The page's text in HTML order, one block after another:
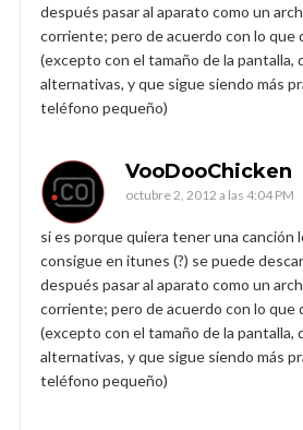
después pasar al aparato como un
corriente; pero de acuerdo con lo que
(excepto con el tamaño de la pantalla,
alternativas, y que sigue siendo más
teléfono pequeño)
VooDooChicken
octubre 2, 2012 a las 4:04 PM
si es porque quiera tener una canción
consigue en itunes (?) se puede
después pasar al aparato como un
corriente; pero de acuerdo con lo que
(excepto con el tamaño de la pantalla,
alternativas, y que sigue siendo más
teléfono pequeño)